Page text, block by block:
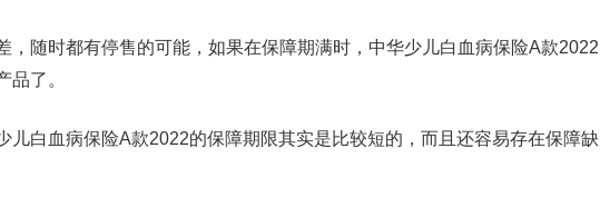
，随时都有停售的可能，如果在保障期满时，中华少儿白血病保险A款2022
品了。
儿白血病保险A款2022的保障期限其实是比较短的，而且还容易存在保障缺